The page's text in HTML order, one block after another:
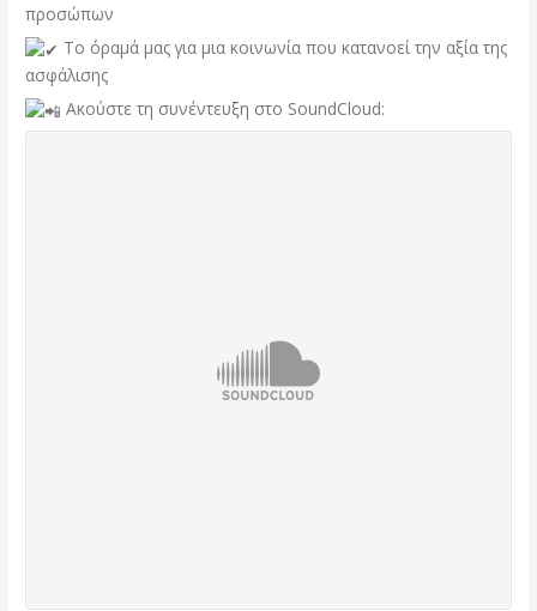
προσώπων
Το όραμά μας για μια κοινωνία που κατανοεί την αξία της
ασφάλισης
Ακούστε τη συνέντευξη στο SoundCloud: